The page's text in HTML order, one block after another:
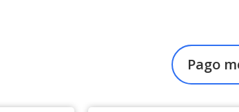
Pago